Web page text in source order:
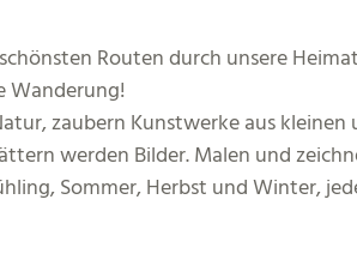
Routen durch unsere
Wanderung!
zaubern Kunstwerke aus
werden Bilder. Malen und
Sommer, Herbst und Winter,